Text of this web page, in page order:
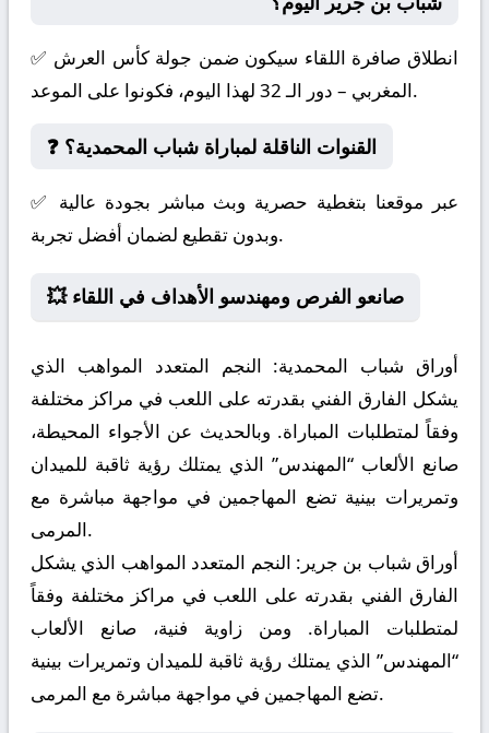
✅ انطلاق صافرة اللقاء سيكون ضمن جولة كأس العرش
المغربي – دور الـ 32 لهذا اليوم، فكونوا على الموعد.
❓ القنوات الناقلة لمباراة شباب المحمدية؟
✅ عبر موقعنا بتغطية حصرية وبث مباشر بجودة عالية
وبدون تقطيع لضمان أفضل تجربة.
💥 صانعو الفرص ومهندسو الأهداف في اللقاء
أوراق شباب المحمدية: النجم المتعدد المواهب الذي
يشكل الفارق الفني بقدرته على اللعب في مراكز مختلفة
وفقاً لمتطلبات المباراة. وبالحديث عن الأجواء المحيطة،
صانع الألعاب “المهندس” الذي يمتلك رؤية ثاقبة للميدان
وتمريرات بينية تضع المهاجمين في مواجهة مباشرة مع
المرمى.
أوراق شباب بن جرير: النجم المتعدد المواهب الذي يشكل
الفارق الفني بقدرته على اللعب في مراكز مختلفة وفقاً
لمتطلبات المباراة. ومن زاوية فنية، صانع الألعاب
“المهندس” الذي يمتلك رؤية ثاقبة للميدان وتمريرات بينية
تضع المهاجمين في مواجهة مباشرة مع المرمى.